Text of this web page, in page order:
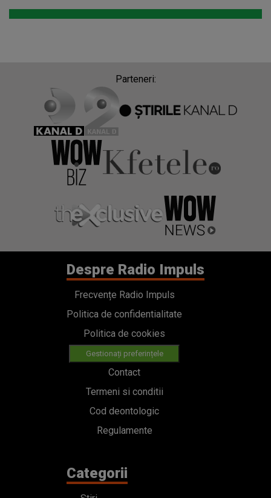
Parteneri:
Despre Radio Impuls
Frecvențe Radio Impuls
Politica de confidentialitate
Politica de cookies
Gestionați preferințele
Contact
Termeni si conditii
Cod deontologic
Regulamente
Categorii